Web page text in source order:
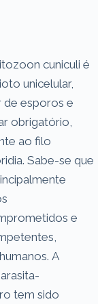
cuniculi é
unicelular,
esporos e
obrigatório,
ao filo
Sabe-se que
e
A
tem sido